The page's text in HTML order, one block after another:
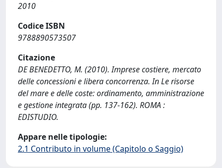
2010
Codice ISBN
9788890573507
Citazione
DE BENEDETTO, M. (2010). Imprese costiere, mercato
delle concessioni e libera concorrenza. In Le risorse
del mare e delle coste: ordinamento, amministrazione
e gestione integrata (pp. 137-162). ROMA :
EDISTUDIO.
Appare nelle tipologie:
2.1 Contributo in volume (Capitolo o Saggio)